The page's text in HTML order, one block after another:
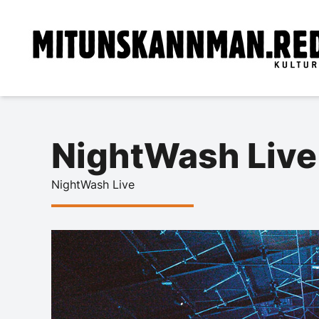
NightWash
NightWash Live